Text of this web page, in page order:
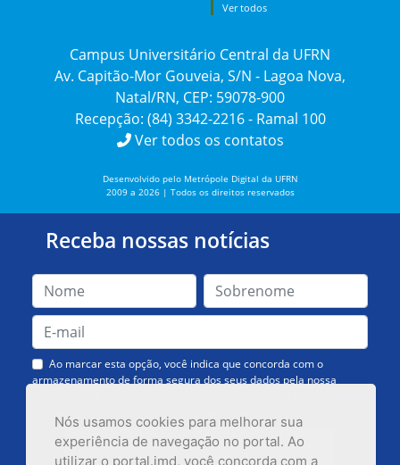
Nós usamos cookies para melhorar sua
experiência de navegação no portal. Ao
utilizar o portal.imd, você concorda com a
Ver todos
Campus Universitário Central da UFRN
Av. Capitão-Mor Gouveia, S/N - Lagoa Nova,
Natal/RN, CEP: 59078-900
Recepção: (84) 3342-2216 - Ramal 100
Ver todos os contatos
Desenvolvido pelo Metrópole Digital da UFRN
2009 a 2026 | Todos os direitos reservados
Receba nossas notícias
Ao marcar esta opção, você indica que concorda com o
armazenamento de forma segura dos seus dados pela nossa